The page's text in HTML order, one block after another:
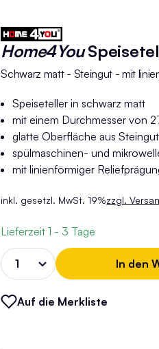
Home4You
Schwarz matt - Steingut - mit
inkl. gesetzl. MwSt. 19%zzgl.
Lieferzeit1 - 3 Tage
In den
Auf die Merkliste
Speiseteller in schwarz matt
mit einem Durchmesser von
glatte Oberfläche aus Steingut
spülmaschinen- und
mit linienförmiger